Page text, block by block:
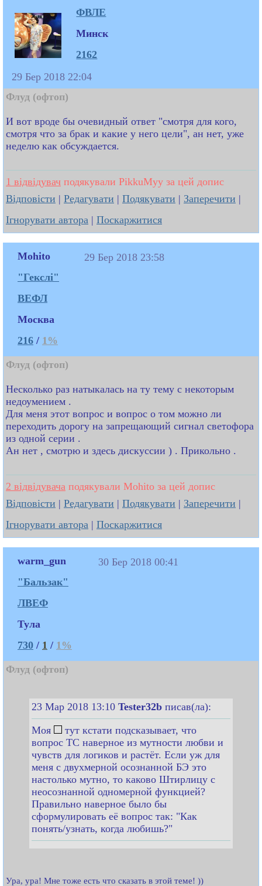
ФВЛЕ
Минск
2162
29 Бер 2018 22:04
Флуд (офтоп)
И вот вроде бы очевидный ответ "смотря для кого,
смотря что за брак и какие у него цели", ан нет, уже
неделю как обсуждается.
1 відвідувач подякували PikkuMyy за цей допис
Відповісти | Редагувати | Подякувати | Заперечити |
Ігнорувати автора | Поскаржитися
Mohito
"Гекслі"
ВЕФЛ
Москва
216 / 1%
29 Бер 2018 23:58
Флуд (офтоп)
Несколько раз натыкалась на ту тему с некоторым
недоумением .
Для меня этот вопрос и вопрос о том можно ли
переходить дорогу на запрещающий сигнал светофора
из одной серии .
Ан нет , смотрю и здесь дискуссии ) . Прикольно .
2 відвідувача подякували Mohito за цей допис
Відповісти | Редагувати | Подякувати | Заперечити |
Ігнорувати автора | Поскаржитися
warm_gun
"Бальзак"
ЛВЕФ
Тула
730 / 1 / 1%
30 Бер 2018 00:41
Флуд (офтоп)
23 Мар 2018 13:10 Tester32b писав(ла):
Моя
тут кстати подсказывает, что
вопрос ТС наверное из мутности любви и
чувств для логиков и растёт. Если уж для
меня с двухмерной осознанной БЭ это
настолько мутно, то каково Штирлицу с
неосознанной одномерной функцией?
Правильно наверное было бы
сформулировать её вопрос так: "Как
понять/узнать, когда любишь?"
Ура, ура! Мне тоже есть что сказать в этой теме! ))